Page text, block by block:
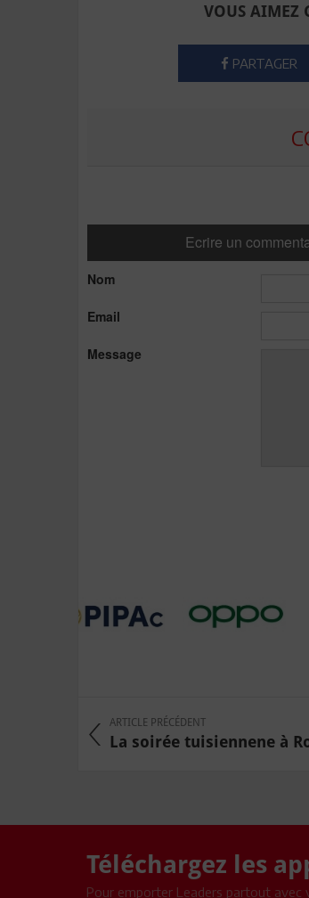
VOUS AIMEZ
PARTAGER
Ecrire un
Nom
Email
Message
ARTICLE PRÉCÉDENT
La soirée tuisiennene à
Téléchargez les
Pour emporter Leaders partout avec